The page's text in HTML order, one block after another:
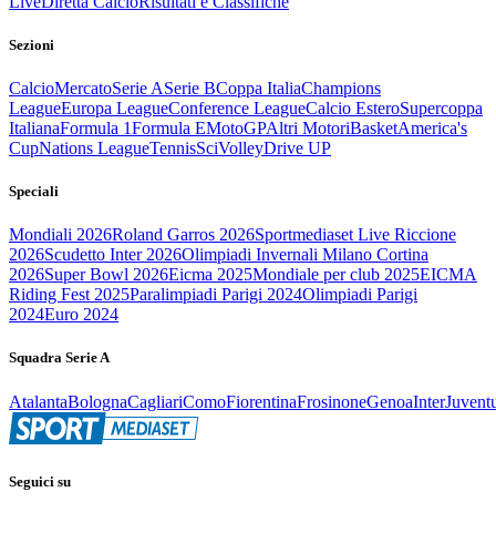
Sezioni
CalcioMercatoSerie ASerie BCoppa ItaliaChampions
LeagueEuropa LeagueConference LeagueCalcio EsteroSupercoppa
ItalianaFormula 1Formula EMotoGPAltri MotoriBasketAmerica's
CupNations LeagueTennisSciVolleyDrive UP
Speciali
Mondiali 2026Roland Garros 2026Sportmediaset Live Riccione
2026Scudetto Inter 2026Olimpiadi Invernali Milano Cortina
2026Super Bowl 2026Eicma 2025Mondiale per club 2025EICMA
Riding Fest 2025Paralimpiadi Parigi 2024Olimpiadi Parigi
2024Euro 2024
Squadra Serie A
AtalantaBolognaCagliariComoFiorentinaFrosinoneGenoaInter
Seguici su